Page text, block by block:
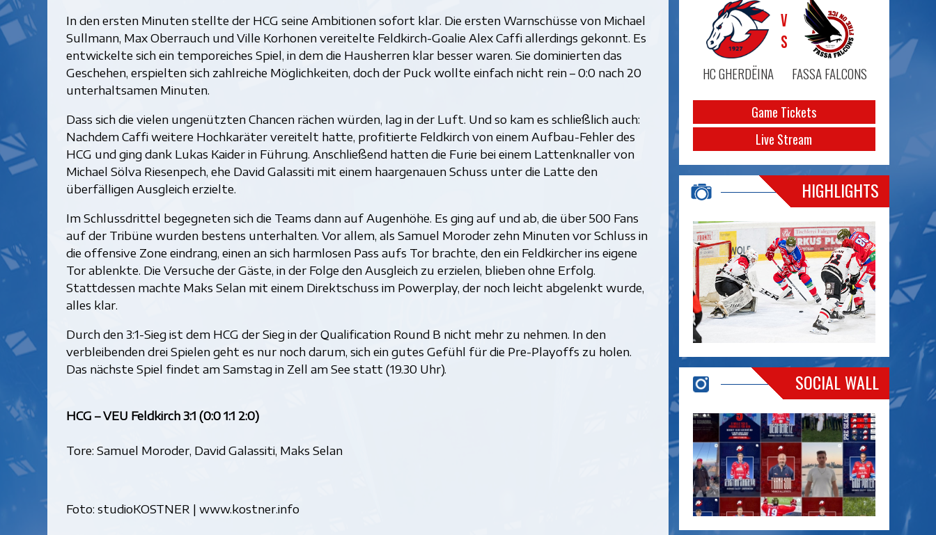
In den ersten Minuten stellte der HCG seine Ambitionen sofort klar. Die ersten Warnschüsse von Michael
Sullmann, Max Oberrauch und Ville Korhonen vereitelte Feldkirch-Goalie Alex Caffi allerdings gekonnt. Es
entwickelte sich ein temporeiches Spiel, in dem die Hausherren klar besser waren. Sie dominierten das
Geschehen, erspielten sich zahlreiche Möglichkeiten, doch der Puck wollte einfach nicht rein – 0:0 nach 20
unterhaltsamen Minuten.
Dass sich die vielen ungenützten Chancen rächen würden, lag in der Luft. Und so kam es schließlich auch:
Nachdem Caffi weitere Hochkaräter vereitelt hatte, profitierte Feldkirch von einem Aufbau-Fehler des
HCG und ging dank Lukas Kaider in Führung. Anschließend hatten die Furie bei einem Lattenknaller von
Michael Sölva Riesenpech, ehe David Galassiti mit einem haargenauen Schuss unter die Latte den
überfälligen Ausgleich erzielte.
Im Schlussdrittel begegneten sich die Teams dann auf Augenhöhe. Es ging auf und ab, die über 500 Fans
auf der Tribüne wurden bestens unterhalten. Vor allem, als Samuel Moroder zehn Minuten vor Schluss in
die offensive Zone eindrang, einen an sich harmlosen Pass aufs Tor brachte, den ein Feldkircher ins eigene
Tor ablenkte. Die Versuche der Gäste, in der Folge den Ausgleich zu erzielen, blieben ohne Erfolg.
Stattdessen machte Maks Selan mit einem Direktschuss im Powerplay, der noch leicht abgelenkt wurde,
alles klar.
Durch den 3:1-Sieg ist dem HCG der Sieg in der Qualification Round B nicht mehr zu nehmen. In den
verbleibenden drei Spielen geht es nur noch darum, sich ein gutes Gefühl für die Pre-Playoffs zu holen.
Das nächste Spiel findet am Samstag in Zell am See statt (19.30 Uhr).
HCG – VEU Feldkirch 3:1 (0:0 1:1 2:0)
Tore: Samuel Moroder, David Galassiti, Maks Selan
Foto: studioKOSTNER | www.kostner.info
HC GHERDËINA
VS
FASSA FALCONS
Game Tickets
Live Stream
HIGHLIGHTS
SOCIAL WALL